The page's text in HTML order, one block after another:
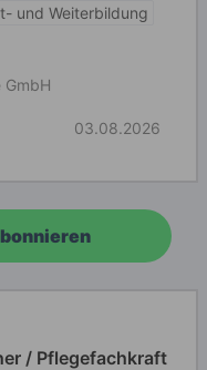
und Weiterbildung
03.08.2026
/ Pflegefachkraft